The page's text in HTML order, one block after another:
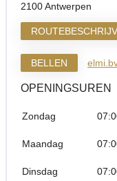
2100 Antwerpen
BELLEN
OPENINGSUREN
Zondag
Maandag
Dinsdag